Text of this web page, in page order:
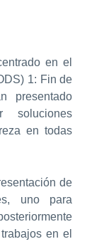
en el
1: Fin de
presentado
soluciones
en todas
de
uno para
en el